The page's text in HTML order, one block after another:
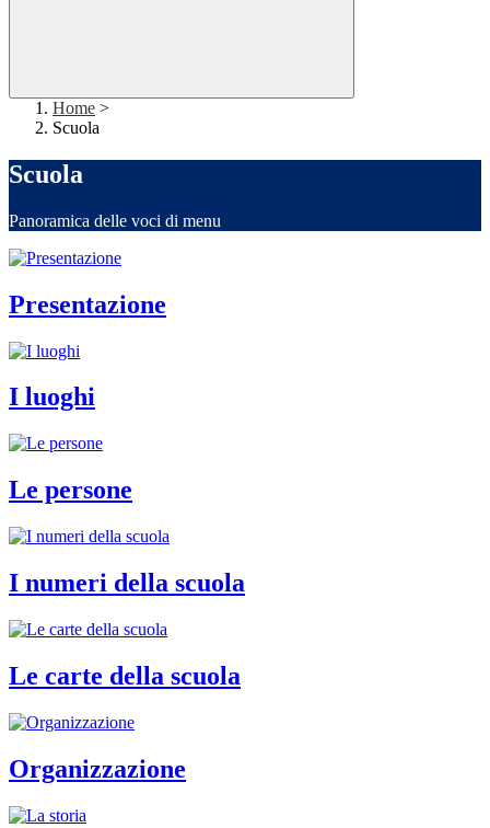
Home >
Scuola
Scuola
Panoramica delle voci di menu
Presentazione
I luoghi
Le persone
I numeri della scuola
Le carte della scuola
Organizzazione